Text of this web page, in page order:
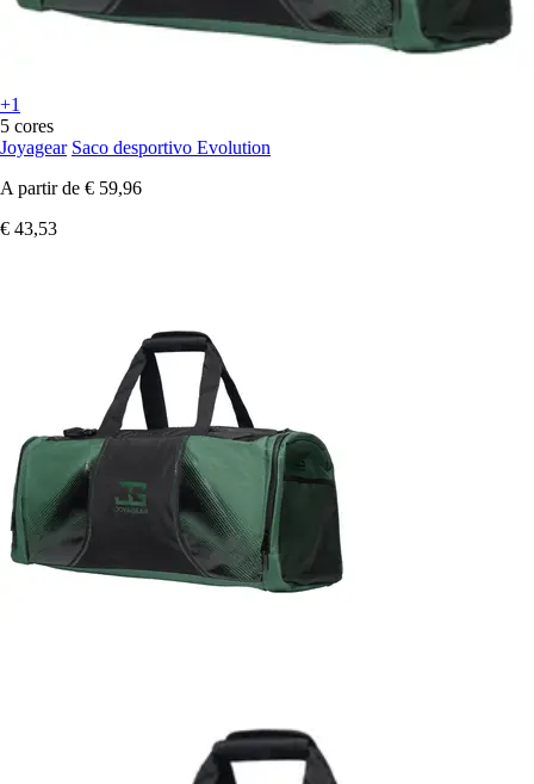
+1
5 cores
Joyagear Saco desportivo Evolution
A partir de € 59,96
€ 43,53